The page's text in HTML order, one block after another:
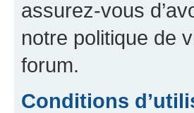
assurez-vous
notre politique de
forum.
Conditions